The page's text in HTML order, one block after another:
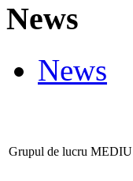
News
News
Grupul de lucru MEDIU